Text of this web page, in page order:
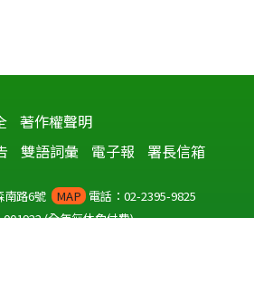
著作權聲明
雙語詞彙 電子報 署長信箱
南路6號 MAP 電話：02-2395-9825
(全年無休免付費)